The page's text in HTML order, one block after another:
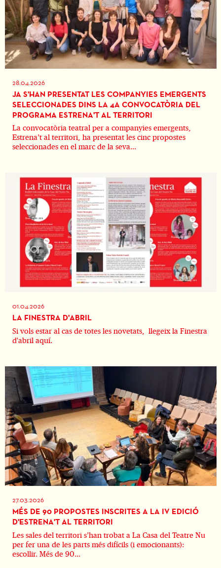
28.04.2026
JA S'HAN PRESENTAT LES COMPANYIES EMERGENTS
SELECCIONADES DINS LA 4A CONVOCATÒRIA DEL
PROGRAMA ESTRENA'T AL TERRITORI
La convocatòria teatral per a companyies emergents,
Estrena’t al territori, ha presentat les cinc propostes
seleccionades en el marc de la seva...
01.04.2026
LA FINESTRA D'ABRIL
Si vols estar al cas de totes les novetats, llegeix la Finestra
d'abril aquí.
27.03.2026
MÉS DE 90 PROPOSTES INSCRITES A LA IV EDICIÓ
D'ESTRENA'T AL TERRITORI
Les sales del territori s’han trobat a La Casa del Teatre Nu
per fer una de les parts més difícils (i emocionants):
escollir. Més de 90...